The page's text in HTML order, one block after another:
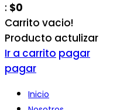
: $0
Carrito vacio!
Producto actulizar
Ir a carrito pagar
pagar
Inicio